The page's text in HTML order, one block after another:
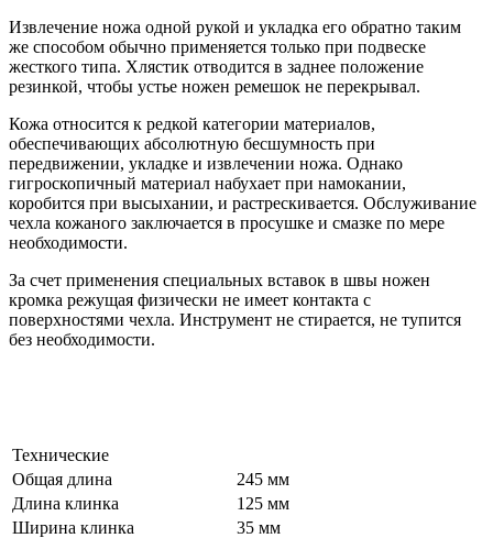
Извлечение ножа одной рукой и укладка его обратно таким
же способом обычно применяется только при подвеске
жесткого типа. Хлястик отводится в заднее положение
резинкой, чтобы устье ножен ремешок не перекрывал.
Кожа относится к редкой категории материалов,
обеспечивающих абсолютную бесшумность при
передвижении, укладке и извлечении ножа. Однако
гигроскопичный материал набухает при намокании,
коробится при высыхании, и растрескивается. Обслуживание
чехла кожаного заключается в просушке и смазке по мере
необходимости.
За счет применения специальных вставок в швы ножен
кромка режущая физически не имеет контакта с
поверхностями чехла. Инструмент не стирается, не тупится
без необходимости.
Технические
Общая длина
245 мм
Длина клинка
125 мм
Ширина клинка
35 мм